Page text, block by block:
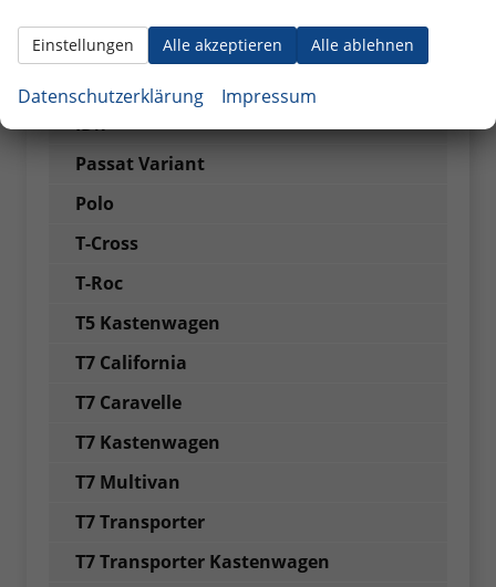
ID.4
ID.5
ID.7
Passat Variant
Polo
T-Cross
T-Roc
T5 Kastenwagen
T7 California
T7 Caravelle
T7 Kastenwagen
T7 Multivan
T7 Transporter
T7 Transporter Kastenwagen
Alle akzeptieren Alle ablehnen
Einstellungen
Datenschutzerklärung Impressum